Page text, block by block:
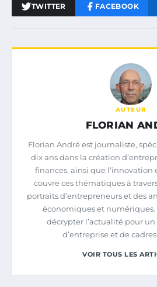
TWITTER FACEBOOK
AUTEUR
FLORIAN
Florian André est journaliste,
dix ans dans la création
finances, ainsi que l’innovation
couvre ces thématiques à
portraits d’entrepreneurs et des
économiques et numériques.
décrypter l’actualité pour
d’entreprise et de
VOIR TOUS LES